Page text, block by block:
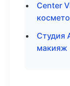
Center
Студия
макияж